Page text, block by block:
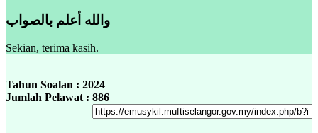
والله أعلم بالصواب
Sekian, terima kasih.
Tahun Soalan : 2024
Jumlah Pelawat : 886